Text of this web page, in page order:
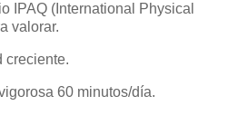
IPAQ (International Physical
valorar.
creciente.
60 minutos/día.